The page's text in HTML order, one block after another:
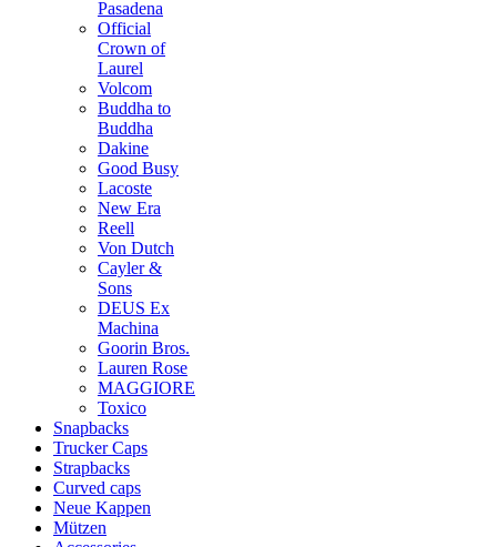
Pasadena
Official
Crown of
Laurel
Volcom
Buddha to
Buddha
Dakine
Good Busy
Lacoste
New Era
Reell
Von Dutch
Cayler &
Sons
DEUS Ex
Machina
Goorin Bros.
Lauren Rose
MAGGIORE
Toxico
Snapbacks
Trucker Caps
Strapbacks
Curved caps
Neue Kappen
Mützen